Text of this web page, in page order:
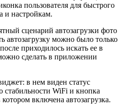
пользователя для быстрого
и настройкам.
сценарий автозагрузки фото
автозагрузку можно было только
приходилось искать ее в
сделать в приложении
в нем виден статус
стабильности WiFi и кнопка
включена автозагрузка.